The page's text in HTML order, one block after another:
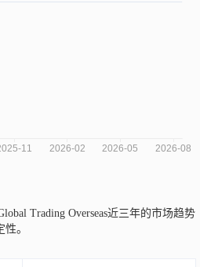
Trading Overseas近三年的市场趋势
。